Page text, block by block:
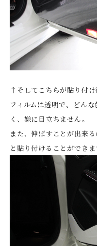
↑そしてこちらが貼り付け
フィルムは透明で、どん
く、嫌に目立ちません。
また、伸ばすことが出来
と貼り付けることができま